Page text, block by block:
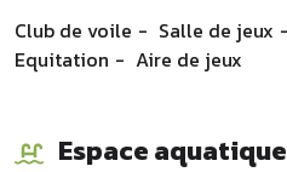
Club de voile Salle de jeux
Equitation
Aire de jeux
Espace aquatique